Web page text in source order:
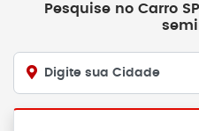
Pesquise no Carro
Digite sua Cidade